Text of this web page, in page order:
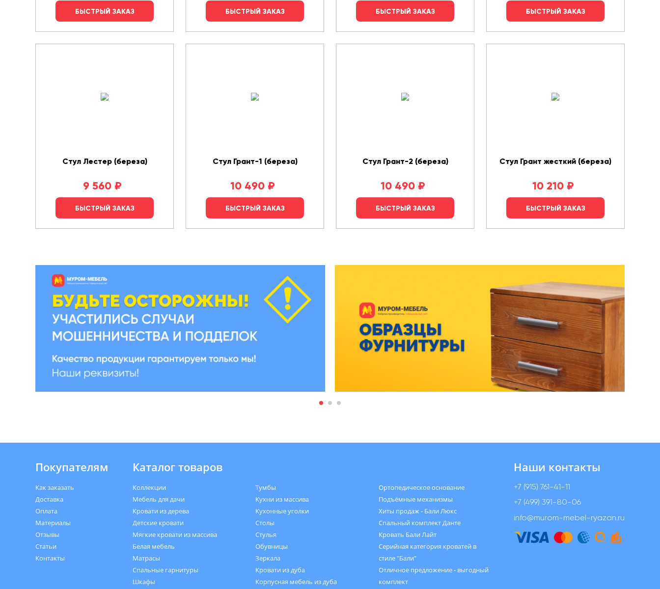
БЫСТРЫЙ ЗАКАЗ БЫСТРЫЙ ЗАКАЗ БЫСТРЫЙ ЗАКАЗ БЫСТРЫЙ ЗАКАЗ
Стул Лестер (береза)
9 560 ₽
БЫСТРЫЙ ЗАКАЗ
Стул Грант-1 (береза)
10 490 ₽
БЫСТРЫЙ ЗАКАЗ
Стул Грант-2 (береза)
10 490 ₽
БЫСТРЫЙ ЗАКАЗ
Стул Грант жесткий (береза)
10 210 ₽
БЫСТРЫЙ ЗАКАЗ
Покупателям
Как заказать
Доставка
Оплата
Материалы
Отзывы
Статьи
Контакты
Каталог товаров
Коллекции
Мебель для дачи
Кровати из дерева
Детские кровати
Мягкие кровати из массива
Белая мебель
Матрасы
Спальные гарнитуры
Шкафы
Тумбы
Кухни из массива
Кухонные уголки
Столы
Стулья
Обувницы
Зеркала
Кровати из дуба
Корпусная мебель из дуба
Ортопедическое основание
Подъёмные механизмы
Хиты продаж - Бали Люкс
Спальный комплект Данте
Кровать Бали Лайт
Серийная категория кроватей в
стиле "Бали"
Отличное предложение - выгодный
комплект
Наши контакты
+7 (915) 761-41-11
+7 (499) 391-80-06
info@murom-mebel-ryazan.ru